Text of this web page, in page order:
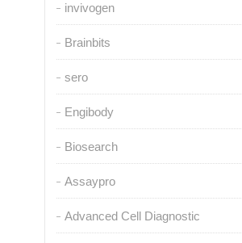
invivogen
Brainbits
sero
Engibody
Biosearch
Assaypro
Advanced Cell Diagnostic